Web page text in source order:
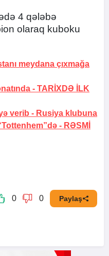
4 qələbə
olaraq kuboku
meydana çıxmağa
- TARİXDƏ İLK
verib - Rusiya klubuna
- RƏSMİ
0 0 Paylaş